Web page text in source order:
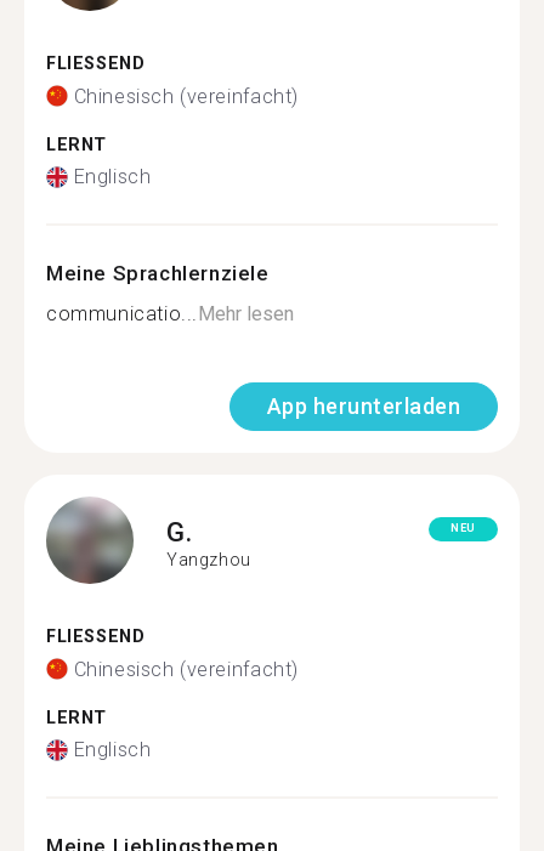
FLIESSEND
Chinesisch (vereinfacht)
LERNT
Englisch
Meine Sprachlernziele
communicatio...Mehr lesen
App herunterladen
G.
Yangzhou
NEU
FLIESSEND
Chinesisch (vereinfacht)
LERNT
Englisch
Meine Lieblingsthemen